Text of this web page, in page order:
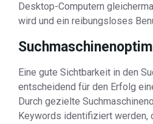
Desktop-Computern
wird und ein reibungsloses
Eine gute Sichtbarkeit in den
entscheidend für den Erfolg
Durch gezielte
Keywords identifiziert werden,